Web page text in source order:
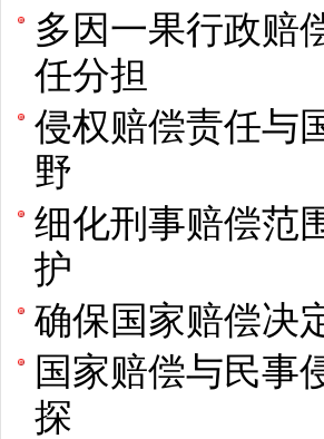
多因一果行政赔
任分担
侵权赔偿责任与
野
细化刑事赔偿范
护
确保国家赔偿决
国家赔偿与民事
探